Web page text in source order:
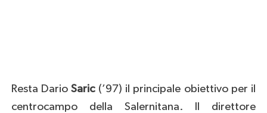
Resta DarioSaric(’97) il principale obiettivo per il
centrocampo della Salernitana. Il direttore